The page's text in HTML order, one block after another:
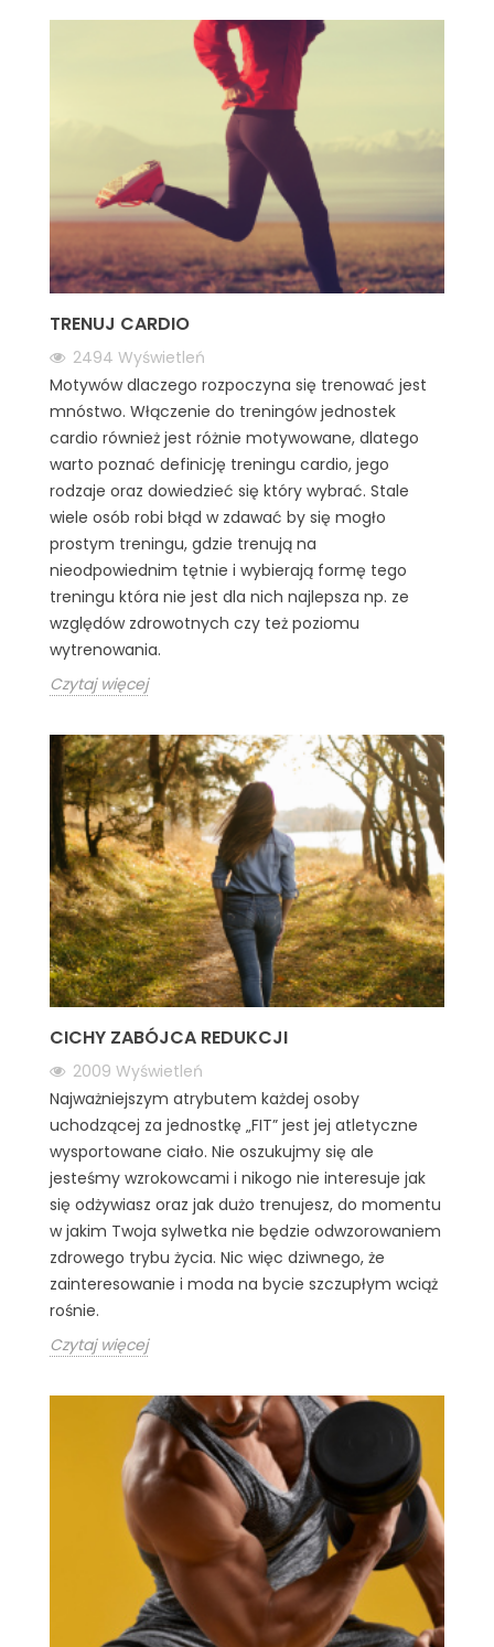
TRENUJ CARDIO
2494 Wyświetleń
Motywów dlaczego rozpoczyna się trenować jest
mnóstwo. Włączenie do treningów jednostek
cardio również jest różnie motywowane, dlatego
warto poznać definicję treningu cardio, jego
rodzaje oraz dowiedzieć się który wybrać. Stale
wiele osób robi błąd w zdawać by się mogło
prostym treningu, gdzie trenują na
nieodpowiednim tętnie i wybierają formę tego
treningu która nie jest dla nich najlepsza np. ze
względów zdrowotnych czy też poziomu
wytrenowania.
Czytaj więcej
CICHY ZABÓJCA REDUKCJI
2009 Wyświetleń
Najważniejszym atrybutem każdej osoby
uchodzącej za jednostkę „FIT” jest jej atletyczne
wysportowane ciało. Nie oszukujmy się ale
jesteśmy wzrokowcami i nikogo nie interesuje jak
się odżywiasz oraz jak dużo trenujesz, do momentu
w jakim Twoja sylwetka nie będzie odwzorowaniem
zdrowego trybu życia. Nic więc dziwnego, że
zainteresowanie i moda na bycie szczupłym wciąż
rośnie.
Czytaj więcej